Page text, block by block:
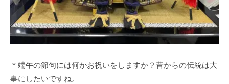
＊端午の節句には何かお祝いをしますか？昔からの伝統は大
事にしたいですね。